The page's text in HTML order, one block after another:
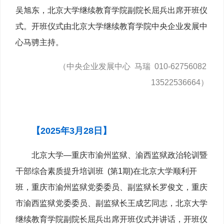
吴旭东，北京大学继续教育学院副院长屈兵出席开班仪
式。开班仪式由北京大学继续教育学院中央企业发展中
心马骋主持。
（中央企业发展中心 马瑞 010-62756082
13522536664）
【2025年3月28日】
北京大学—重庆市渝州监狱、渝西监狱政治轮训暨
干部综合素质提升培训班 (第1期)在北京大学顺利开
班，重庆市渝州监狱党委委员、副监狱长罗俊文，重庆
市渝西监狱党委委员、副监狱长王成艺同志，北京大学
继续教育学院副院长屈兵出席开班仪式并讲话，开班仪